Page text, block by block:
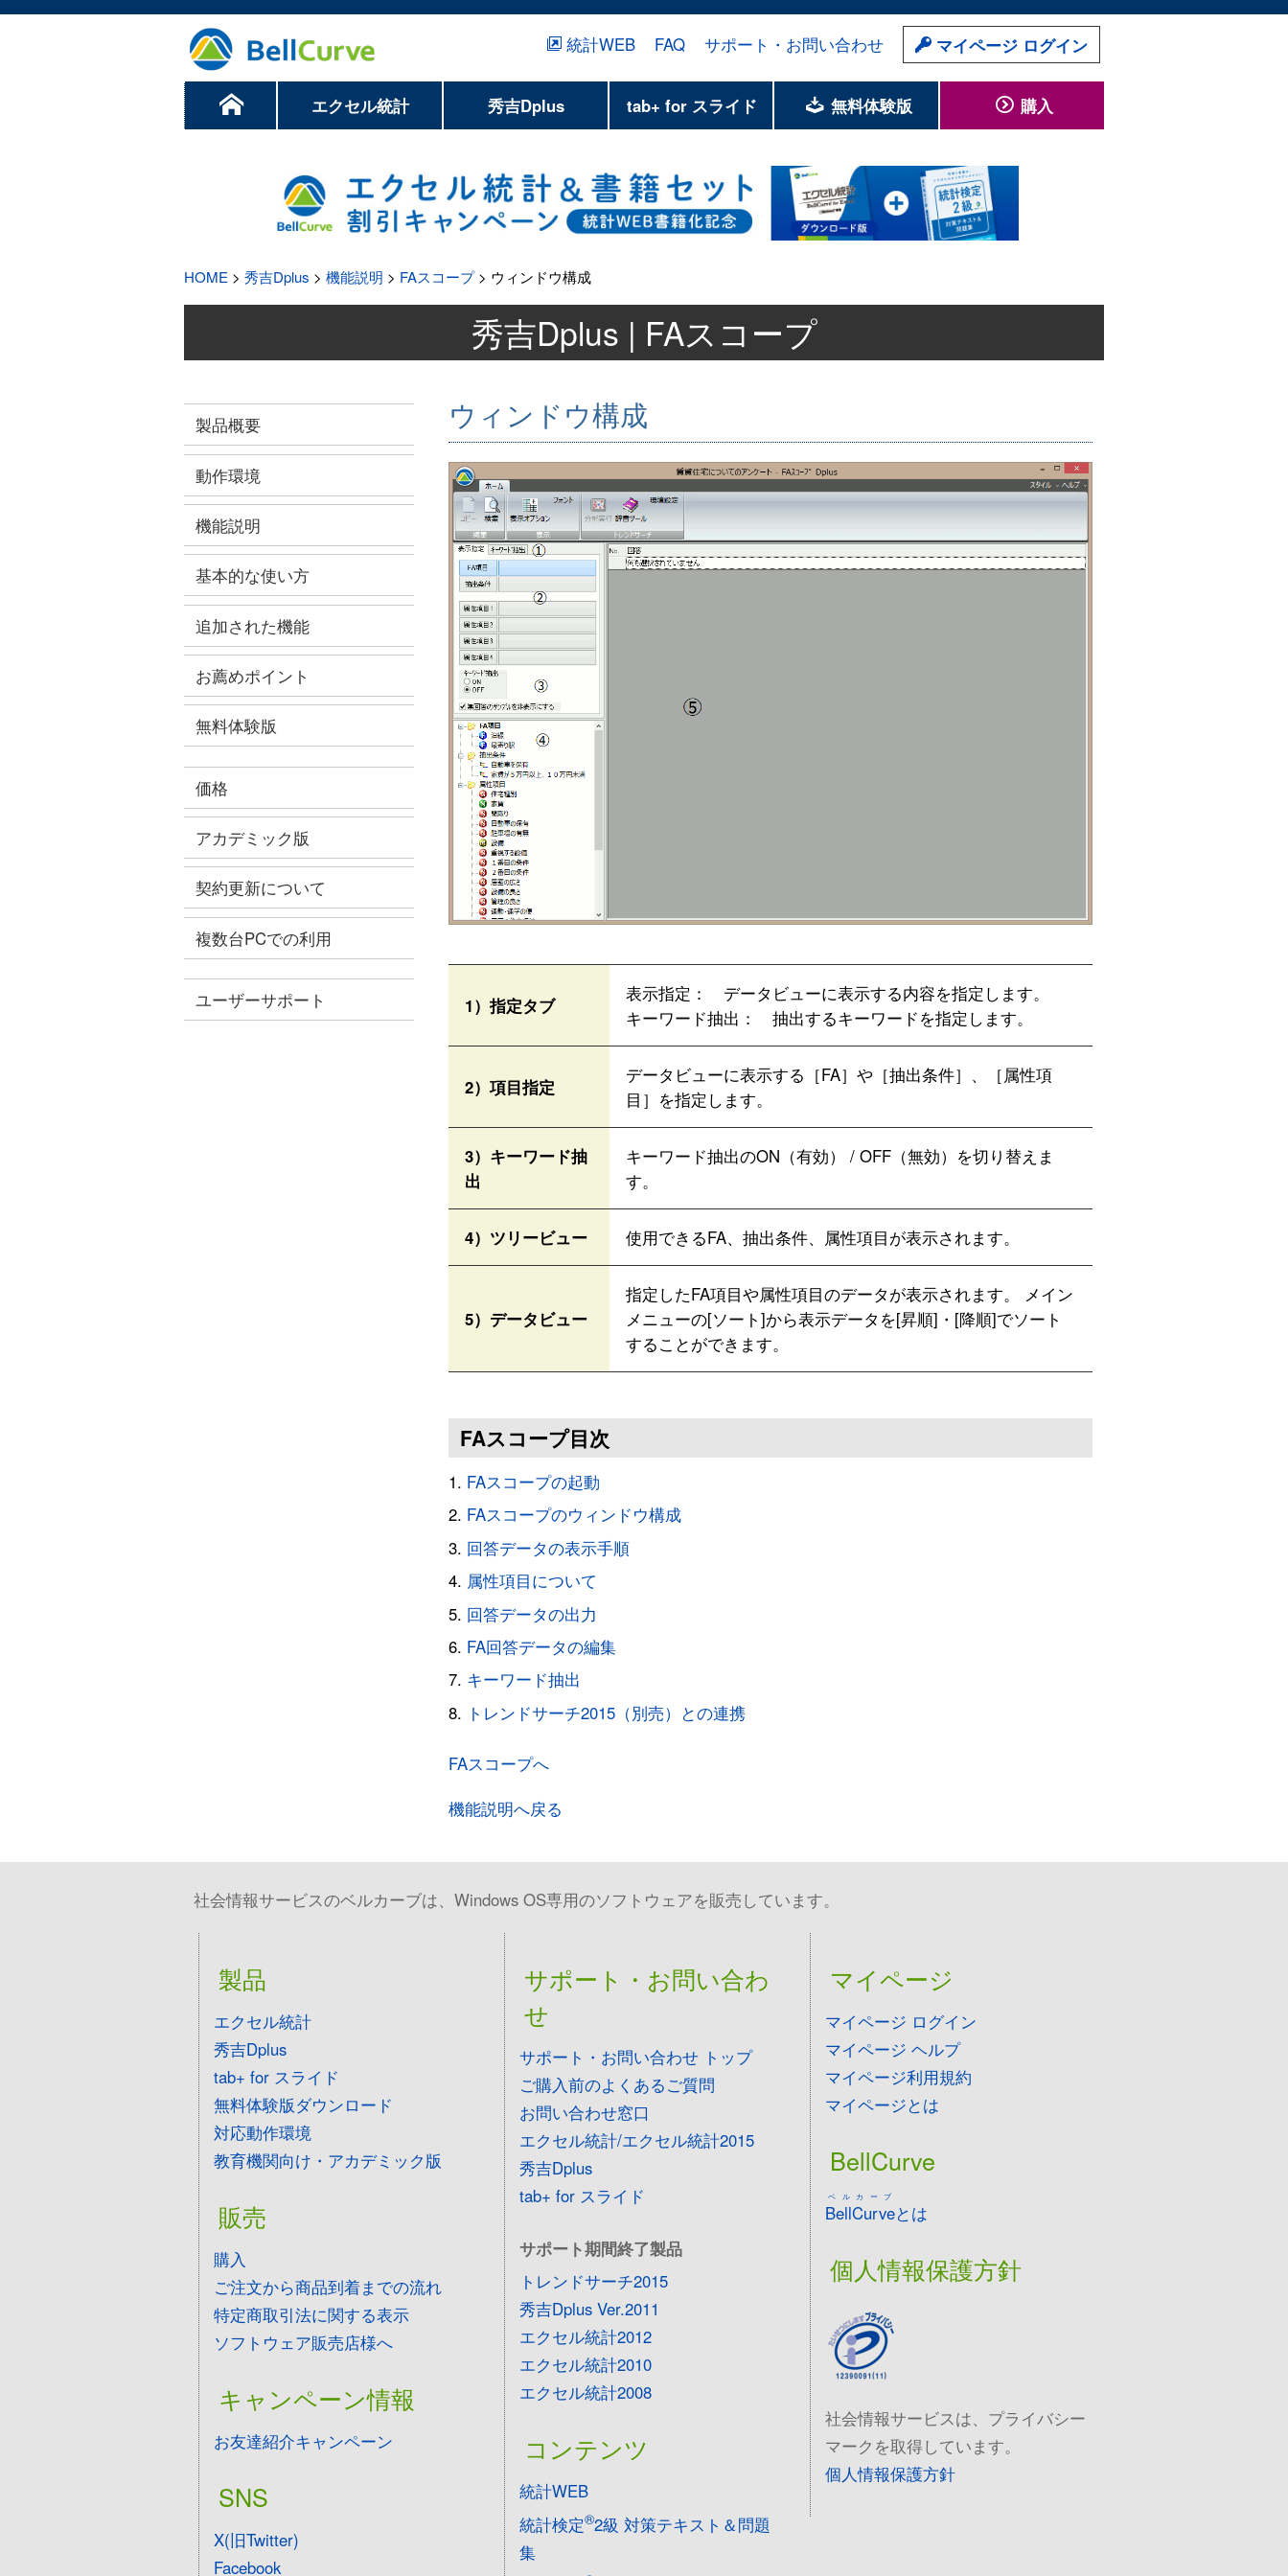
マイページ ログイン
サポート・お問い合わせ
FAQ
統計WEB
エクセル統計 秀吉Dplus tab+ for スライド 無料体験版 購入
HOME > 秀吉Dplus > 機能説明 > FAスコープ> ウィンドウ構成
秀吉Dplus | FAスコープ
製品概要
動作環境
機能説明
基本的な使い方
追加された機能
お薦めポイント
無料体験版
価格
アカデミック版
契約更新について
複数台PCでの利用
ユーザーサポート
ウィンドウ構成
1）指定タブ
表示指定： データビューに表示する内容を指定します。
キーワード抽出： 抽出するキーワードを指定します。
2）項目指定
データビューに表示する［FA］や［抽出条件］、［属性項
目］を指定します。
3）キーワード抽
出
キーワード抽出のON（有効） / OFF（無効）を切り替えま
す。
4）ツリービュー 使用できるFA、抽出条件、属性項目が表示されます。
5）データビュー
指定したFA項目や属性項目のデータが表示されます。 メイン
メニューの[ソート]から表示データを[昇順]・[降順]でソート
することができます。
FAスコープ目次
FAスコープの起動
FAスコープのウィンドウ構成
回答データの表示手順
属性項目について
回答データの出力
FA回答データの編集
キーワード抽出
トレンドサーチ2015（別売）との連携
FAスコープへ
機能説明へ戻る
社会情報サービスのベルカーブは、Windows OS専用のソフトウェアを販売しています。
製品
エクセル統計
秀吉Dplus
tab+ for スライド
無料体験版ダウンロード
対応動作環境
教育機関向け・アカデミック版
販売
購入
ご注文から商品到着までの流れ
特定商取引法に関する表示
ソフトウェア販売店様へ
キャンペーン情報
お友達紹介キャンペーン
SNS
X(旧Twitter)
Facebook
サポート・お問い合わ
せ
サポート・お問い合わせ トップ
ご購入前のよくあるご質問
お問い合わせ窓口
エクセル統計/エクセル統計2015
秀吉Dplus
tab+ for スライド
サポート期間終了製品
トレンドサーチ2015
秀吉Dplus Ver.2011
エクセル統計2012
エクセル統計2010
エクセル統計2008
コンテンツ
統計WEB
統計検定®2級 対策テキスト＆問題
集
マイページ
マイページ ログイン
マイページ ヘルプ
マイページ利用規約
マイページとは
BellCurve
BellCurve
ベルカーブ
とは
個人情報保護方針
社会情報サービスは、プライバシー
マークを取得しています。
個人情報保護方針